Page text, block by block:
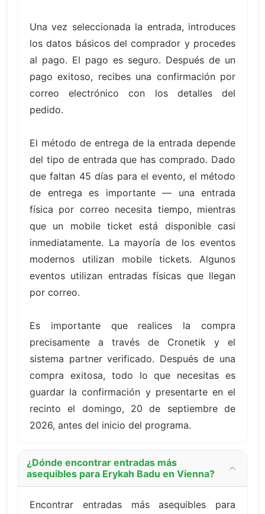
Una vez seleccionada la entrada, introduces
los datos básicos del comprador y procedes
al pago. El pago es seguro. Después de un
pago exitoso, recibes una confirmación por
correo electrónico con los detalles del
pedido.
El método de entrega de la entrada depende
del tipo de entrada que has comprado. Dado
que faltan 45 días para el evento, el método
de entrega es importante — una entrada
física por correo necesita tiempo, mientras
que un mobile ticket está disponible casi
inmediatamente. La mayoría de los eventos
modernos utilizan mobile tickets. Algunos
eventos utilizan entradas físicas que llegan
por correo.
Es importante que realices la compra
precisamente a través de Cronetik y el
sistema partner verificado. Después de una
compra exitosa, todo lo que necesitas es
guardar la confirmación y presentarte en el
recinto el domingo, 20 de septiembre de
2026, antes del inicio del programa.
¿Dónde encontrar entradas más
asequibles para Erykah Badu en Vienna?
Encontrar entradas más asequibles para